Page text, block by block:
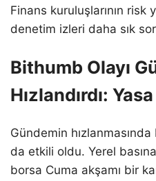
Finans kuruluşlarının risk
denetim izleri daha sık
Bithumb Olayı
Hızlandırdı:
Gündemin
da etkili oldu. Yerel
borsa Cuma akşamı bir